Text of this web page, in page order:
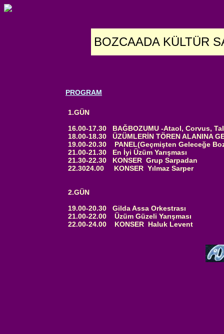
BOZCAADA KÜLTÜR
PROGRAM
1.GÜN
16.00-17.30 BAĞBOZUMU -Ataol, Corvus,
18.00-18.30 ÜZÜMLERİN TÖREN ALANINA
19.00-20.30 PANEL(Geçmişten Geleceğe
21.00-21.30 En İyi Üzüm Yarışması
21.30-22.30 KONSER Grup Sarpadan
22.3024.00 KONSER Yılmaz Sarper
2.GÜN
19.00-20.30 Gilda Assa Orkestrası
21.00-22.00 Üzüm Güzeli Yarışması
22.00-24.00 KONSER Haluk Levent